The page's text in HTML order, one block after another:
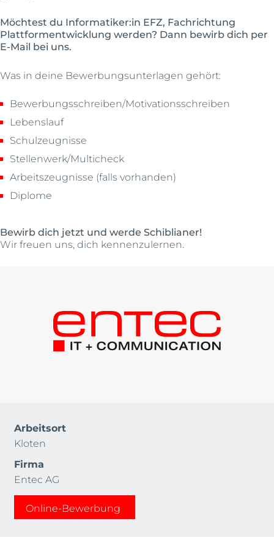
Möchtest du Informatiker:in EFZ, Fachrichtung
Plattformentwicklung werden? Dann bewirb dich per
E-Mail bei uns.
Was in deine Bewerbungsunterlagen gehört:
Bewerbungsschreiben/Motivationsschreiben
Lebenslauf
Schulzeugnisse
Stellenwerk/Multicheck
Arbeitszeugnisse (falls vorhanden)
Diplome
Bewirb dich jetzt und werde Schiblianer!
Wir freuen uns, dich kennenzulernen.
Arbeitsort
Kloten
Firma
Entec AG
Online-Bewerbung